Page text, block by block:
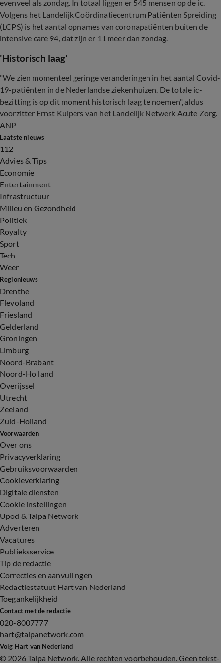
evenveel als zondag. In totaal liggen er 545 mensen op de ic.
Volgens het Landelijk Coördinatiecentrum Patiënten Spreiding
(LCPS) is het aantal opnames van coronapatiënten buiten de
intensive care 94, dat zijn er 11 meer dan zondag.
'Historisch laag'
"We zien momenteel geringe veranderingen in het aantal Covid-
19-patiënten in de Nederlandse ziekenhuizen. De totale ic-
bezitting is op dit moment historisch laag te noemen", aldus
voorzitter Ernst Kuipers van het Landelijk Netwerk Acute Zorg.
ANP
Laatste nieuws
112
Advies & Tips
Economie
Entertainment
Infrastructuur
Milieu en Gezondheid
Politiek
Royalty
Sport
Tech
Weer
Regionieuws
Drenthe
Flevoland
Friesland
Gelderland
Groningen
Limburg
Noord-Brabant
Noord-Holland
Overijssel
Utrecht
Zeeland
Zuid-Holland
Voorwaarden
Over ons
Privacyverklaring
Gebruiksvoorwaarden
Cookieverklaring
Digitale diensten
Cookie instellingen
Upod & Talpa Network
Adverteren
Vacatures
Publieksservice
Tip de redactie
Correcties en aanvullingen
Redactiestatuut Hart van Nederland
Toegankelijkheid
Contact met de redactie
020-8007777
hart@talpanetwork.com
Volg Hart van Nederland
© 2026 Talpa Network. Alle rechten voorbehouden. Geen tekst-